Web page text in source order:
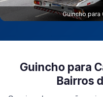
Guincho para
Guincho para
Bairros